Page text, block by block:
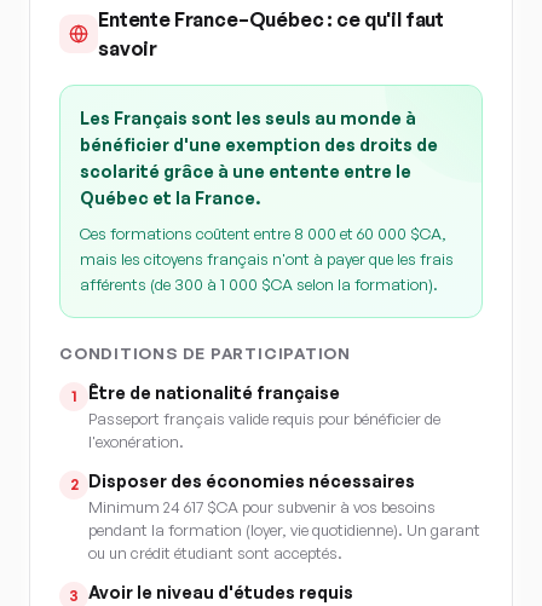
Entente France–Québec : ce qu'il faut
savoir
Les Français sont les seuls au monde à
bénéficier d'une exemption des droits de
scolarité grâce à une entente entre le
Québec et la France.
Ces formations coûtent entre 8 000 et 60 000 $CA,
mais les citoyens français n'ont à payer que les frais
afférents (de 300 à 1 000 $CA selon la formation).
CONDITIONS DE PARTICIPATION
1 Être de nationalité française
Passeport français valide requis pour bénéficier de
l'exonération.
2 Disposer des économies nécessaires
Minimum 24 617 $CA pour subvenir à vos besoins
pendant la formation (loyer, vie quotidienne). Un garant
ou un crédit étudiant sont acceptés.
3 Avoir le niveau d'études requis